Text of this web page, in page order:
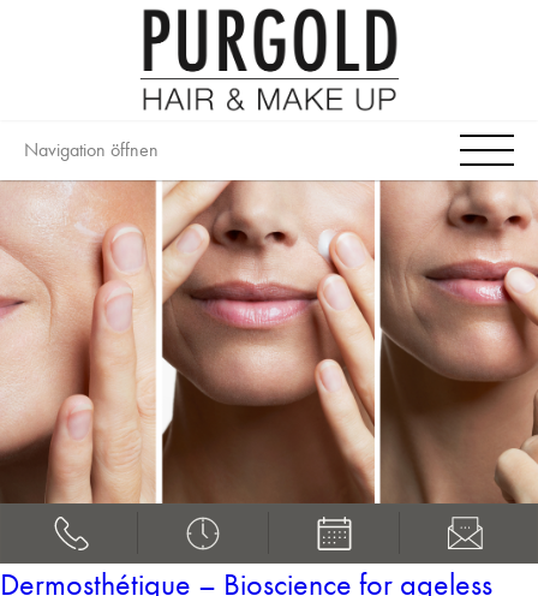
Navigation öffnen
Dermosthétique – Bioscience for ageless